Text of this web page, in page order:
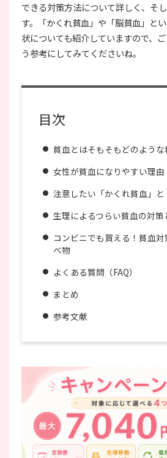
できる対策方法について詳しく、そ
す。「かくれ貧血」や「脳貧血」と
状についても紹介していますので、
う参考にしてみてくださいね。
目次
貧血とはそもそもどのような
女性が貧血になりやすい理由
注意したい「かくれ貧血」
生理によるつらい貧血の対策
コンビニでも買える！貧血
べ物
よくある質問（FAQ）
まとめ
参考文献